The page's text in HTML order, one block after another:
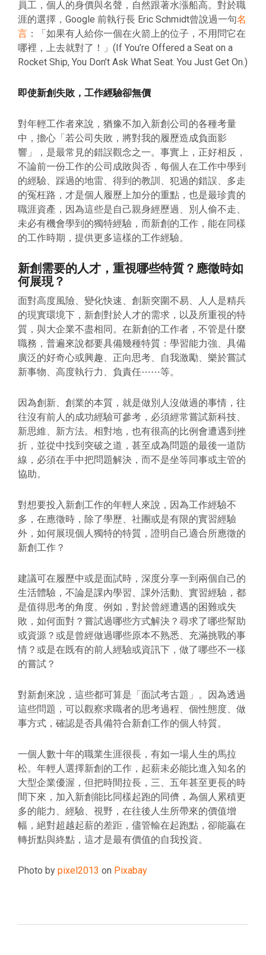
員工，個人的身價與名聲，自然跟著水漲船高。對於職
涯的選擇，Google 前執行長 Eric Schmidt曾說過一句名
言 ：「如果有人給你一個在火箭上的位子，不用問它在
哪裡，上去就對了！」(If You’re Offered a Seat on a
Rocket Ship, You Don’t Ask What Seat. You Just Get On.)
即使新創失敗，工作經驗卻無價
對年輕工作者來說，猶豫不加入新創公司的各種考量
中，擔心「若公司失敗，將對我的履歷造成負面影
響」，是最常見的錯誤觀念之一。事實上，正好相反，
不論前一份工作的公司成敗與否，每個人在工作中學到
的經驗、踩過的地雷、得到的教訓、犯過的錯誤、多走
的冤枉路，才是個人履歷上加分的重點，也是最珍貴的
職涯資產，因為這些是自己親身經歷過、別人偷不走、
未必有機會學到的獨特經驗，而新創的工作，能在同樣
的工作時期，提供更多這樣的工作經驗。
新創需要的人才，重視哪些特質？應徵時如
何展現？
面對高度風險、變化快速、創新突圍不易、人人是精兵
的現實環境下，新創對於人才的需求，以及所重視的特
質，與大企業不盡相同。在新創的工作者，不管是什麼
職務，普遍來說都要具備幾種特質：學習能力強、具備
廣泛的好奇心或興趣、正向思考、自我激勵、樂於嘗試
新事物、高度執行力、負責任⋯⋯等。
因為創新、創業的本質，就是做別人沒做過的事情，往
往沒有前人的成功經驗可參考，必須經常嘗試新科技、
新思維、新方法。相對地，也有很高的比例會遭遇到挫
折，並從中找到突破之道，甚至成為問題的最後一道防
線，必須在手中把問題解決，而不是坐等同事或主管的
協助。
對想要投入新創工作的年輕人來說，因為工作經驗不
多，在應徵時，除了學歷、社團或是有限的實習經驗
外，如何展現個人獨特的特質，證明自己適合所應徵的
新創工作？
建議可在履歷中或是面試時，深度分享一到兩個自己的
生活體驗，不論是課內學習、課外活動、實習經驗，都
是值得思考的角度。例如，對於曾經遭遇的困難或失
敗，如何面對？嘗試過哪些方式解決？尋求了哪些幫助
或資源？或是曾經做過哪些原本不熟悉、充滿挑戰的事
情？或是在既有的前人經驗或資訊下，做了哪些不一樣
的嘗試？
對新創來說，這些都可算是「面試考古題」。因為透過
這些問題，可以觀察求職者的思考過程、個性態度、做
事方式，確認是否具備符合新創工作的個人特質。
一個人數十年的職業生涯很長，有如一場人生的馬拉
松。年輕人選擇新創的工作，起薪未必能比進入知名的
大型企業優渥，但把時間拉長，三、五年甚至更長的時
間下來，加入新創能比同樣起跑的同儕，為個人累積更
多的能力、經驗、視野，在往後人生所帶來的價值增
幅，絕對超越起薪的差距，儘管輸在起跑點，卻能贏在
轉折點與終點，這才是最有價值的自我投資。
Photo by pixel2013 on Pixabay